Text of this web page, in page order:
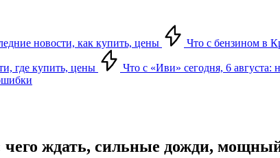
новости, как купить, цены Что с бензином в
где купить, цены Что с «Иви» сегодня, 6 августа:
ждать, сильные дожди,